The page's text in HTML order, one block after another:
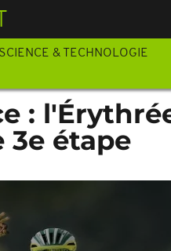
SCIENCE & TECHNOLOGIE
:
étape